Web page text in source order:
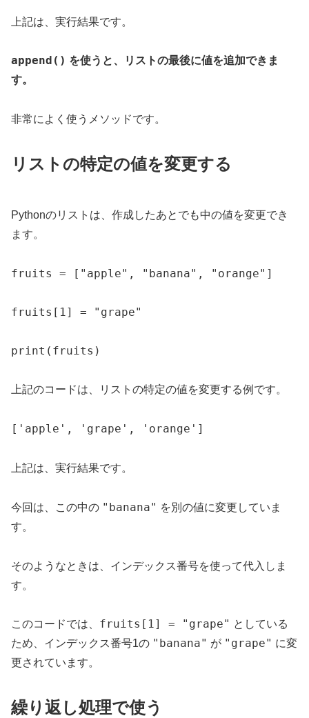
上記は、実行結果です。
append() を使うと、リストの最後に値を追加できま
す。
非常によく使うメソッドです。
リストの特定の値を変更する
Pythonのリストは、作成したあとでも中の値を変更でき
ます。
fruits = ["apple", "banana", "orange"]
fruits[1] = "grape"
print(fruits)
上記のコードは、リストの特定の値を変更する例です。
['apple', 'grape', 'orange']
上記は、実行結果です。
今回は、この中の "banana" を別の値に変更していま
す。
そのようなときは、インデックス番号を使って代入しま
す。
このコードでは、 fruits[1] = "grape" としている
ため、インデックス番号1の "banana" が "grape" に変
更されています。
繰り返し処理で使う